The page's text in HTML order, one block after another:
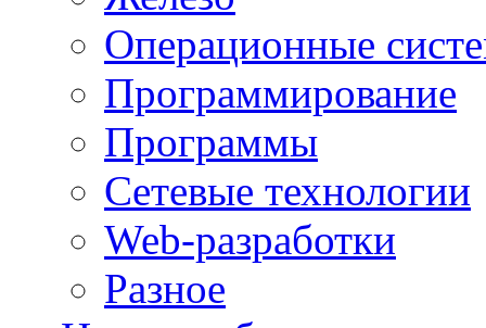
Операционные
Программирование
Программы
Сетевые технологии
Web-разработки
Разное